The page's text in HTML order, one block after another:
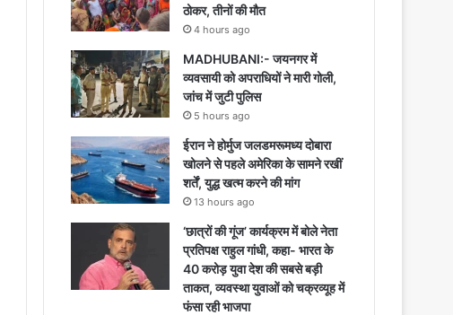
ठोकर, तीनों की मौत
4 hours ago
MADHUBANI:- जयनगर में
व्यवसायी को अपराधियों ने मारी गोली,
जांच में जुटी पुलिस
5 hours ago
ईरान ने होर्मुज जलडमरूमध्य दोबारा
खोलने से पहले अमेरिका के सामने रखीं
शर्तें, युद्ध खत्म करने की मांग
13 hours ago
‘छात्रों की गूंज’ कार्यक्रम में बोले नेता
प्रतिपक्ष राहुल गांधी, कहा- भारत के
40 करोड़ युवा देश की सबसे बड़ी
ताकत, व्यवस्था युवाओं को चक्रव्यूह में
फंसा रही भाजपा